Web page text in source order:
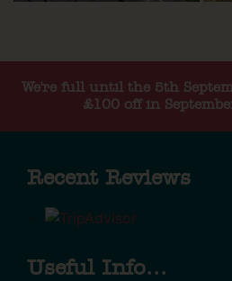
We're full until the 5th
£100 off in
Recent Reviews
Useful Info...